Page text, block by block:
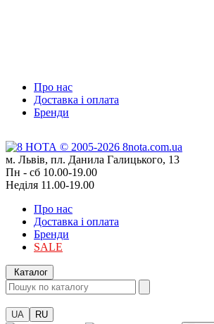
Про нас
Доставка і оплата
Бренди
м. Львів, пл. Данила Галицького, 13
Пн - сб 10.00-19.00
Неділя 11.00-19.00
Про нас
Доставка і оплата
Бренди
SALE
Каталог
UA RU